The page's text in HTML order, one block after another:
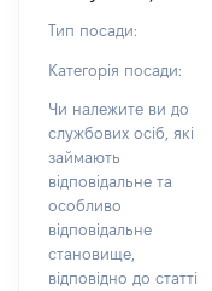
Тип посади:
Категорія посади:
Чи належите ви до
службових осіб, які
займають
відповідальне та
особливо
відповідальне
становище,
відповідно до статті